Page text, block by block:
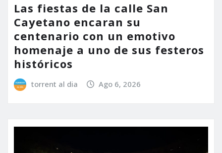
Las fiestas de la calle San
Cayetano encaran su
centenario con un emotivo
homenaje a uno de sus festeros
históricos
torrent al dia Ago 6, 2026